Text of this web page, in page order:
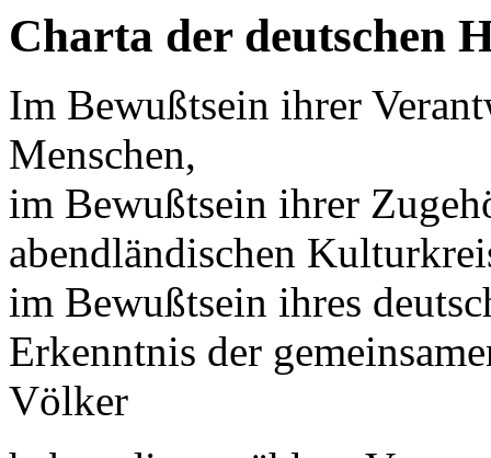
Charta der deutschen
Im Bewußtsein ihrer
Menschen,
im Bewußtsein ihrer
abendländischen
im Bewußtsein ihres
Erkenntnis der
Völker